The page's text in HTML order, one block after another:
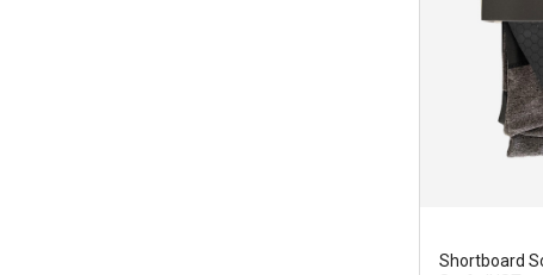
|Just
| 53cm
Tamano|
Shortboard